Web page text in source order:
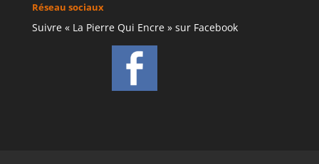
Réseau sociaux
Suivre « La Pierre Qui Encre » sur Facebook